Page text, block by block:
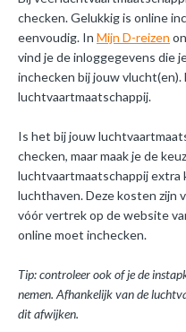
checken. Gelukkig is online
eenvoudig. In Mijn D-reizen
vind je de inloggegevens die
inchecken bij jouw vlucht(en).
luchtvaartmaatschappij.
Is het bij jouw
checken, maar maak je de
luchtvaartmaatschappij
luchthaven. Deze kosten zijn
vóór vertrek op de website
online moet inchecken.
Tip: controleer ook of je de
nemen. Afhankelijk van de
dit afwijken.